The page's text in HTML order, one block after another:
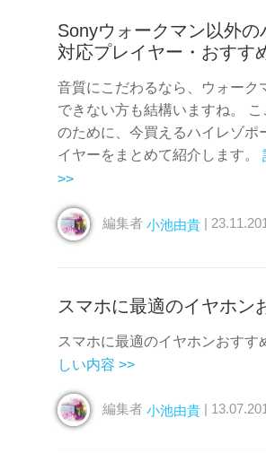
Sonyウォークマン以外の
対応プレイヤー・おすす
音質にこだわるなら、ウォーク
できない方も結構いますね。
のために、今買えるハイレゾポ
イヤーをまとめて紹介します。
>>
編集者 小池由貴 |
スマホに最適のイヤホン
スマホに最適のイヤホンおすす
しい内容 >>
編集者 小池由貴 |